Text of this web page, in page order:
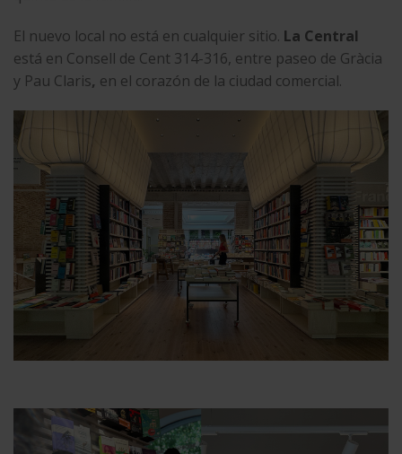
El nuevo local no está en cualquier sitio. La Central
está en Consell de Cent 314-316, entre paseo de Gràcia
y Pau Claris, en el corazón de la ciudad comercial.